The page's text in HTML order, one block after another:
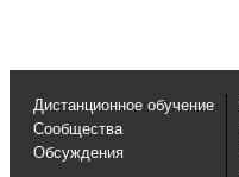
Дистанционное обучение
Сообщества
Обсуждения